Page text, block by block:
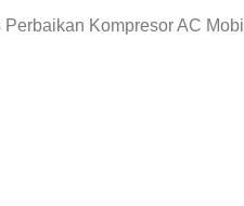
Kompresor AC Mobil